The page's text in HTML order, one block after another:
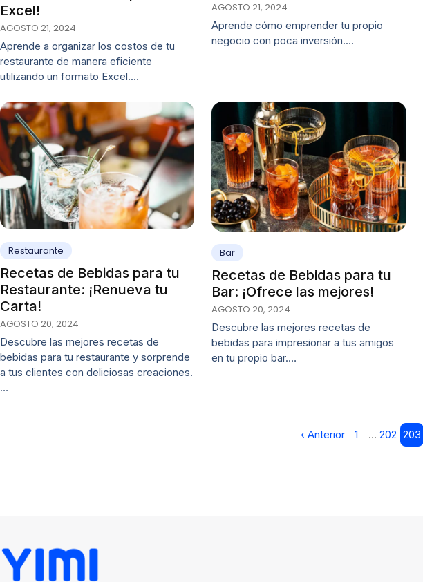
Excel!
AGOSTO 21, 2024
Aprende a organizar los costos de tu
restaurante de manera eficiente
utilizando un formato Excel.…
AGOSTO 21, 2024
Aprende cómo emprender tu propio
negocio con poca inversión.…
Restaurante
Recetas de Bebidas para tu
Restaurante: ¡Renueva tu
Carta!
AGOSTO 20, 2024
Descubre las mejores recetas de
bebidas para tu restaurante y sorprende
a tus clientes con deliciosas creaciones.
…
Bar
Recetas de Bebidas para tu
Bar: ¡Ofrece las mejores!
AGOSTO 20, 2024
Descubre las mejores recetas de
bebidas para impresionar a tus amigos
en tu propio bar.…
‹ Anterior 1 … 202 203